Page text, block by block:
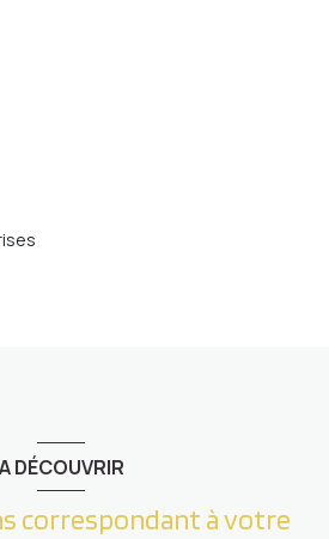
A DÉCOUVRIR
correspondant à votre